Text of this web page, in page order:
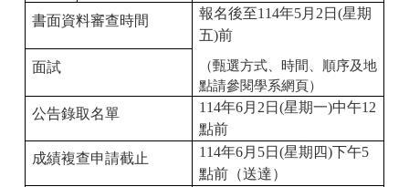
書面資料審查時間 報名後至114年5月 2 日 (星期
五)前
（甄選方式、時間、順序及地
點請參閱學系網頁）
面試
公告錄取名單 114年6月 2 日 (星期一)中午12
點前
成績複查申請截止
114年6月 5日 (星期四)下午5
點前（送達）